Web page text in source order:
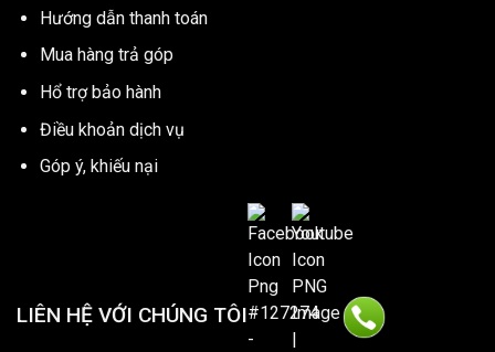
Hướng dẫn thanh toán
Mua hàng trả góp
Hổ trợ bảo hành
Điều khoản dịch vụ
Góp ý, khiếu nại
LIÊN HỆ VỚI CHÚNG TÔI